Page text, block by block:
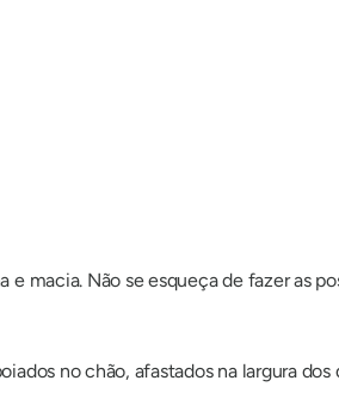
macia. Não se esqueça de fazer as
no chão, afastados na largura dos